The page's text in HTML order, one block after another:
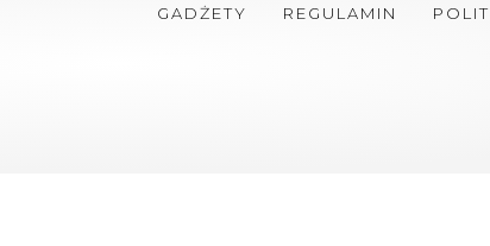
GADŻETY REGULAMIN